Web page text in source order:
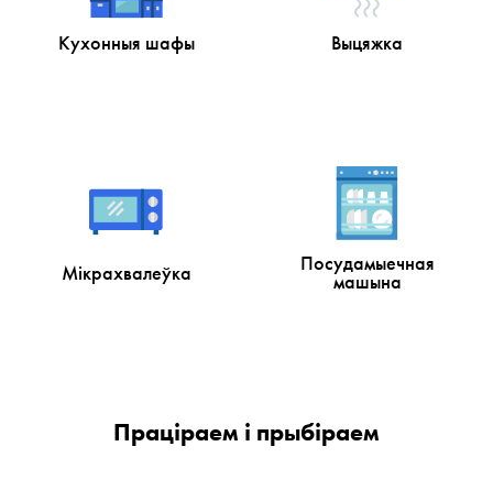
Кухонныя шафы Выцяжка
Мікрахвалеўка Посудамыечная
машына
Праціраем і прыбіраем